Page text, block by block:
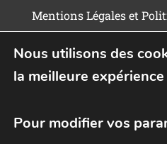
Mentions Légales et
Nous utilisons des
la meilleure
Pour modifier vos